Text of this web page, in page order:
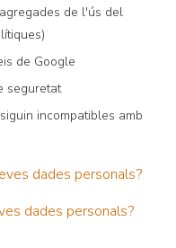
de l'ús del
de Google
seguretat
incompatibles amb
dades personals?
dades personals?